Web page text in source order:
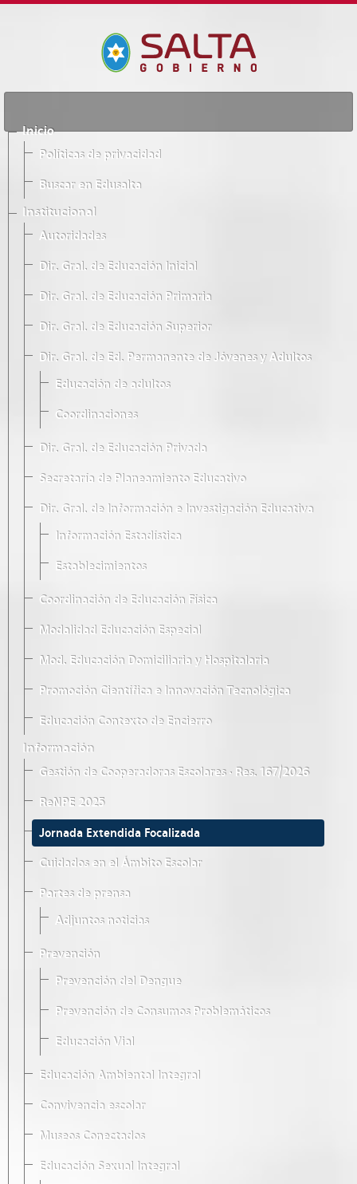
Inicio
Políticas de privacidad
Buscar en Edusalta
Institucional
Autoridades
Dir. Gral. de Educación Inicial
Dir. Gral. de Educación Primaria
Dir. Gral. de Educación Superior
Dir. Gral. de Ed. Permanente de Jóvenes y Adultos
Educación de adultos
Coordinaciones
Dir. Gral. de Educación Privada
Secretaría de Planeamiento Educativo
Dir. Gral. de Información e Investigación Educativa
Información Estadística
Establecimientos
Coordinación de Educación Física
Modalidad Educación Especial
Mod. Educación Domiciliaria y Hospitalaria
Promoción Científica e Innovación Tecnológica
Educación Contexto de Encierro
Información
Gestión de Cooperadoras Escolares · Res. 167/2026
ReNPE 2025
Jornada Extendida Focalizada
Cuidados en el Ámbito Escolar
Partes de prensa
Adjuntos noticias
Prevención
Prevención del Dengue
Prevención de Consumos Problemáticos
Educación Vial
Educación Ambiental Integral
Convivencia escolar
Museos Conectados
Educación Sexual Integral